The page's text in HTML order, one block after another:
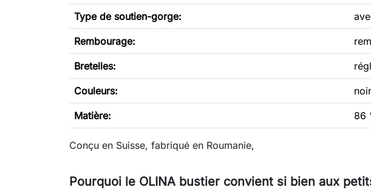
Type de soutien-gorge:
Rembourage:
Bretelles:
Couleurs: noir
Matière: 86
Conçu en Suisse, fabriqué en Roumanie,
Pourquoi le OLINA bustier convient si bien aux